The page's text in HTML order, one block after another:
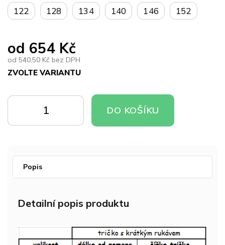
od 654 Kč
od 540,50 Kč bez DPH
ZVOLTE VARIANTU
cena:
122 128 134 140 146 152
KOŠÍKU
KOŠÍKU
DO KOŠÍKU
Popis
Detailní popis produktu